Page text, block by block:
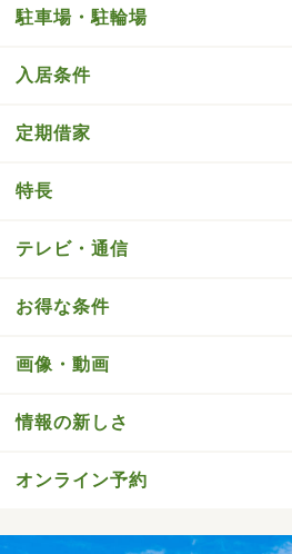
駐車場・駐輪場
入居条件
定期借家
特長
テレビ・通信
お得な条件
画像・動画
情報の新しさ
オンライン予約